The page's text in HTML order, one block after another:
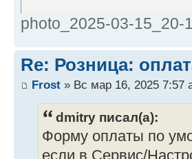
photo_2025-03-15_20-
Re: Розница:
Frost » Вс мар 16, 2025 7:57
dmitry писал(а):
Форму оплаты по